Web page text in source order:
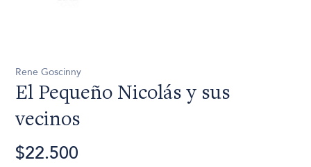
Rene Goscinny
El Pequeño Nicolás y sus
vecinos
$22.500